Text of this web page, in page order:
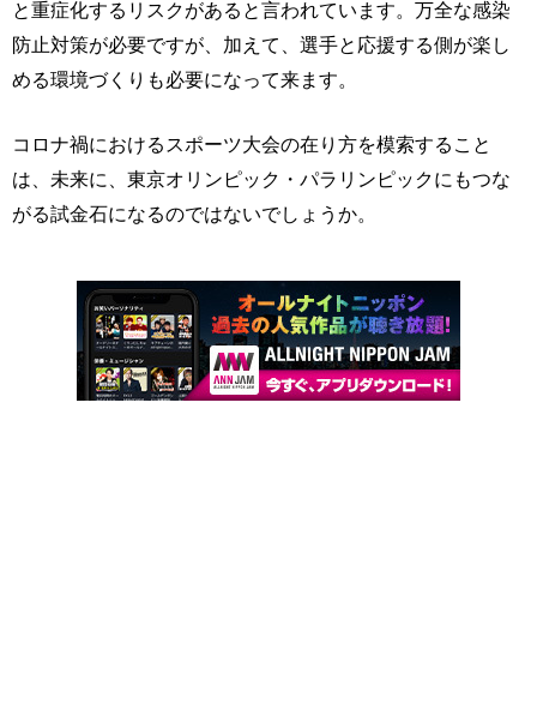
と重症化するリスクがあると言われています。万全な感染
防止対策が必要ですが、加えて、選手と応援する側が楽し
める環境づくりも必要になって来ます。
コロナ禍におけるスポーツ大会の在り方を模索すること
は、未来に、東京オリンピック・パラリンピックにもつな
がる試金石になるのではないでしょうか。